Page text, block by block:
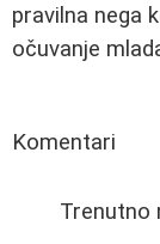
pravilna nega
očuvanje
Komentari
Trenutno